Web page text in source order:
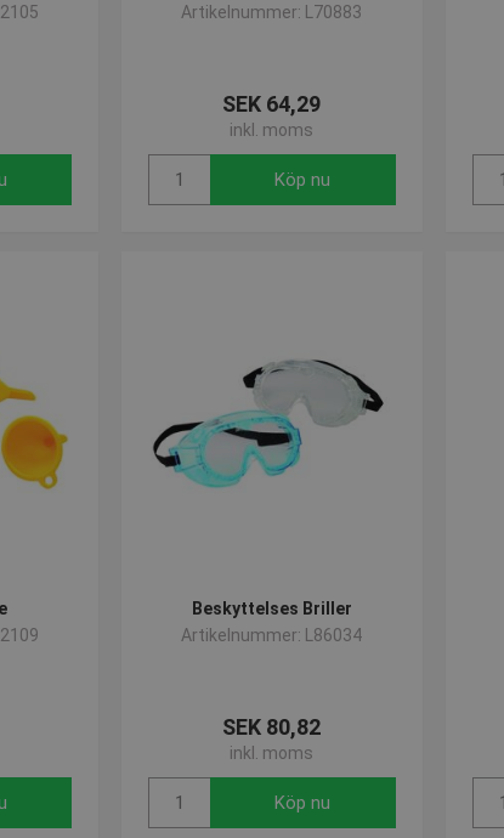
Artikelnummer: L70883
SEK 64,29
inkl. moms
Köp nu
Beskyttelses Briller
Artikelnummer: L86034
SEK 80,82
inkl. moms
Köp nu